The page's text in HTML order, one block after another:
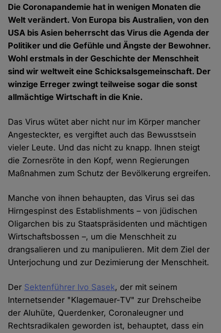
Die Coronapandemie hat in wenigen Monaten die
Welt verändert. Von Europa bis Australien, von den
USA bis Asien beherrscht das Virus die Agenda der
Politiker und die Gefühle und Ängste der Bewohner.
Wohl erstmals in der Geschichte der Menschheit
sind wir weltweit eine Schicksalsgemeinschaft. Der
winzige Erreger zwingt teilweise sogar die sonst
allmächtige Wirtschaft in die Knie.
Das Virus wütet aber nicht nur im Körper mancher
Angesteckter, es vergiftet auch das Bewusstsein
vieler Leute. Und das nicht zu knapp. Ihnen steigt
die Zornesröte in den Kopf, wenn Regierungen
Maßnahmen zum Schutz der Bevölkerung ergreifen.
Manche von ihnen behaupten, das Virus sei das
Hirngespinst des Establishments – von jüdischen
Oligarchen bis zu Staatspräsidenten und mächtigen
Wirtschaftsbossen –, um die Menschheit zu
drangsalieren und zu manipulieren. Mit dem Ziel der
Unterjochung und zur Dezimierung der Menschheit.
Der Sektenführer Ivo Sasek, der mit seinem
Internetsender "Klagemauer-TV" zur Drehscheibe
der Aluhüte, Querdenker, Coronaleugner und
Rechtsradikalen geworden ist, behauptet, dass ein